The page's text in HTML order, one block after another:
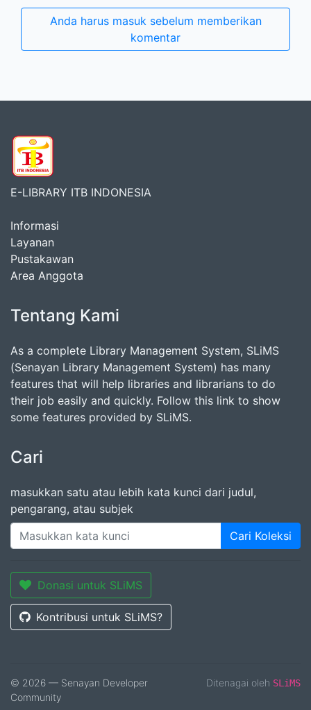
Anda harus masuk sebelum memberikan
komentar
E-LIBRARY ITB INDONESIA
Informasi
Layanan
Pustakawan
Area Anggota
Tentang Kami
As a complete Library Management System, SLiMS
(Senayan Library Management System) has many
features that will help libraries and librarians to do
their job easily and quickly. Follow this link to show
some features provided by SLiMS.
Cari
masukkan satu atau lebih kata kunci dari judul,
pengarang, atau subjek
Cari Koleksi
Donasi untuk SLiMS
Kontribusi untuk SLiMS?
© 2026 — Senayan Developer
Community
Ditenagai oleh SLiMS